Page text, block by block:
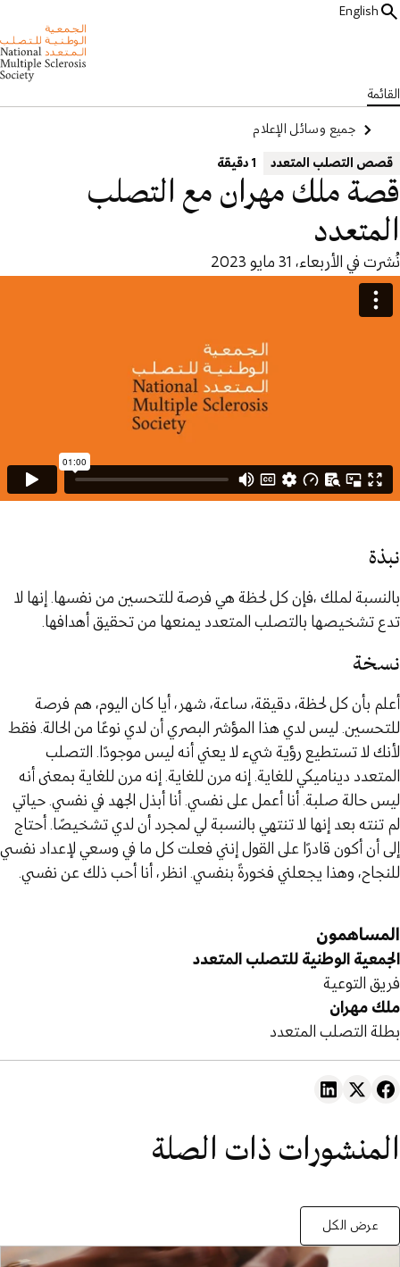
English
القائمة
جميع وسائل الإعلام
قصص التصلب المتعدد 1 دقيقة
قصة ملك مهران مع التصلب
المتعدد
نُشرت في الأربعاء، 31 مايو 2023
المساهمون
الجمعية الوطنية للتصلب المتعدد
فريق التوعية
ملك مهران
بطلة التصلب المتعدد
نبذة
بالنسبة لملك ،فإن كل لحظة هي فرصة للتحسين من نفسها. إنها لا
تدع تشخيصها بالتصلب المتعدد يمنعها من تحقيق أهدافها.
نسخة
أعلم بأن كل لحظة، دقيقة، ساعة، شهر، أيا كان اليوم، هم فرصة
للتحسين. ليس لدي هذا المؤشر البصري أن لدي نوعًا من الحالة. فقط
لأنك لا تستطيع رؤية شيء لا يعني أنه ليس موجودًا. التصلب
المتعدد ديناميكي للغاية. إنه مرن للغاية. إنه مرن للغاية بمعنى أنه
ليس حالة صلبة. أنا أعمل على نفسي. أنا أبذل الجهد في نفسي. حياتي
لم تنته بعد إنها لا تنتهي بالنسبة لي لمجرد أن لدي تشخيصًا. أحتاج
إلى أن أكون قادرًا على القول إنني فعلت كل ما في وسعي لإعداد نفسي
للنجاح، وهذا يجعلني فخورةً بنفسي. انظر، أنا أحب ذلك عن نفسي.
المنشورات ذات الصلة
عرض الكل